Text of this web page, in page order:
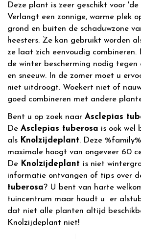
Deze plant is zeer geschikt voor
Verlangt een zonnige, warme plek
grond en buiten de schaduwzone
heesters. Ze kan gebruikt worden
ze laat zich eenvoudig
de winter bescherming nodig tegen
en sneeuw. In de zomer moet u
niet uitdroogt. Woekert niet of
goed combineren met andere
Bent u op zoek naar Asclepias
De Asclepias tuberosa is ook wel
als Knolzijdeplant. Deze
maximale hoogt van ongeveer 60
De Knolzijdeplant is niet
informatie ontvangen of tips over
tuberosa? U bent van harte
tuincentrum maar houdt u er
dat niet alle planten altijd
Knolzijdeplant niet!